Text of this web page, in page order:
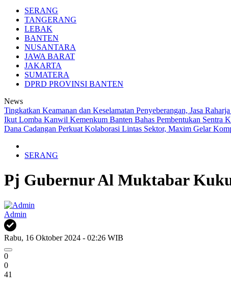
SERANG
TANGERANG
LEBAK
BANTEN
NUSANTARA
JAWA BARAT
JAKARTA
SUMATERA
DPRD PROVINSI BANTEN
News
Tingkatkan Keamanan dan Keselamatan Penyeberangan, Jasa
Ikut Lomba Kanwil Kemenkum Banten Bahas Pembentukan Sentra
Dana Cadangan Perkuat Kolaborasi Lintas Sektor, Maxim Gelar
SERANG
Pj Gubernur Al Muktabar
Admin
Rabu, 16 Oktober 2024 - 02:26 WIB
0
0
41